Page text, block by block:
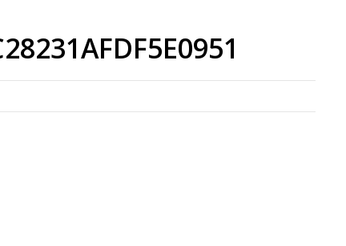
ЕПАРХИАЛЬНОЕ УПРАВЛЕНИЕ
ДОКУМЕНТЫ
ЕПАРХИАЛЬНЫЕ ОТДЕЛЫ
ЦЕНТР «ВОЗРОЖДЕНИЕ»
ДЕТСКИЙ ТУРИЗМ ЗАМЕТКИ